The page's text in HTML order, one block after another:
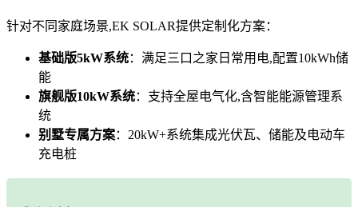
针对不同家庭场景,EK SOLAR提供定制化方案：
基础版5kW系统：满足三口之家日常用电,配置10kWh储
能
旗舰版10kW系统：支持全屋电气化,含智能能源管理系
统
别墅专属方案：20kW+系统集成光伏瓦、储能及电动车
充电桩